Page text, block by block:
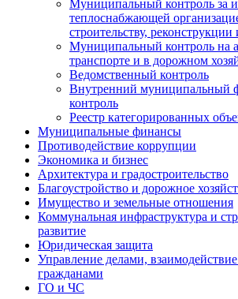
Муниципальный контроль за
теплоснабжающей
строительству, реконструкции
Муниципальный контроль на
транспорте и в дорожном
Ведомственный контроль
Внутренний муниципальный
контроль
Реестр категорированных
Муниципальные финансы
Противодействие коррупции
Экономика и бизнес
Архитектура и градостроительство
Благоустройство и дорожное
Имущество и земельные отношения
Коммунальная инфраструктура и
развитие
Юридическая защита
Управление делами,
гражданами
ГО и ЧС